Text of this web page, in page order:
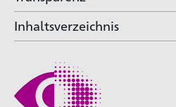
Inhaltsverzeichnis